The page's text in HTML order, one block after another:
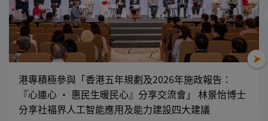
港專積極參與「香港五年規劃及2026年施政報告：
『心連心 • 惠民生暖民心』分享交流會」 林景怡博士
分享社福界人工智能應用及能力建設四大建議